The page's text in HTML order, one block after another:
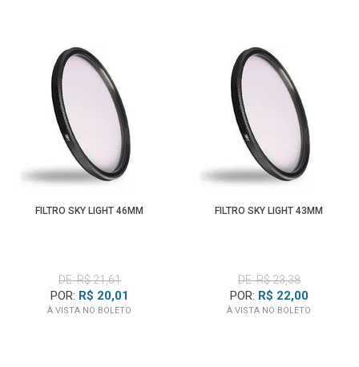
FILTRO SKY LIGHT 46MM
DE: R$ 21,61
POR: R$ 20,01
À VISTA NO BOLETO
FILTRO SKY LIGHT 43MM
DE: R$ 23,38
POR: R$ 22,00
À VISTA NO BOLETO